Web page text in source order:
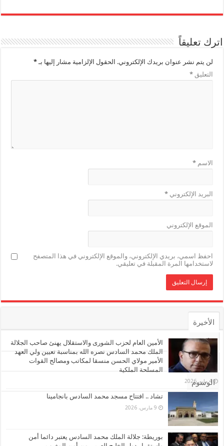
اترك تعليقاً
لن يتم نشر عنوان بريدك الإلكتروني. الحقول الإلزامية مشار إليها بـ*
التعليق*
الاسم*
البريد الإلكتروني*
الموقع الإلكتروني
احفظ اسمي، بريدي الإلكتروني، والموقع الإلكتروني في هذا المتصفح
لاستخدامها المرة المقبلة في تعليقي.
الأخيرة
الأشهر
تعليقات
الوسوم
الأمين العام لحزب الشورى والاستقلال يهنئ صاحب الجلالة
الملك محمد السادس نصره الله بمناسبة تعيين ولي العهد
الأمير مولاي الحسن منسقا لمكاتب ومصالح القوات
المسلحة الملكية
4 مايو، 2026
تشاد .. افتتاح مسجد محمد السادس بانجامينا
9 مارس، 2026
بوريطة: جلالة الملك محمد السادس يعتبر دائما أمن